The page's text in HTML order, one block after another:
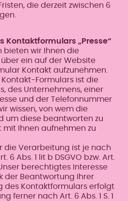
die derzeit zwischen 6
Kontaktformulars „Presse“
bieten wir Ihnen die
ein auf der Website
Kontakt aufzunehmen.
Kontakt-Formulars ist die
des Unternehmens, einer
und der Telefonnummer
wissen, von wem die
um diese beantworten zu
mit Ihnen aufnehmen zu
die Verarbeitung ist je nach
6 Abs. 1 lit b DSGVO bzw. Art.
Unser berechtigtes Interesse
der Beantwortung Ihrer
des Kontaktformulars erfolgt
ferner nach Art. 6 Abs. 1 S. 1